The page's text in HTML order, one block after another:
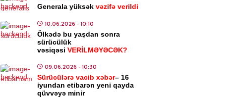
Novruzova qarşı YENİ İDDİA:
07.08.2026- 13:47
Media və Yayım Şurası yaradıldı –
FƏRMAN
07.08.2026- 13:31
Generala yüksək vəzifə verildi
10.06.2026 - 10:10
Ölkədə bu yaşdan sonra
sürücülük
vəsiqəsi VERİLMƏYƏCƏK?
09.06.2026 - 10:30
Sürücülərə vacib xəbər– 16
iyundan etibarən yeni qayda
qüvvəyə minir